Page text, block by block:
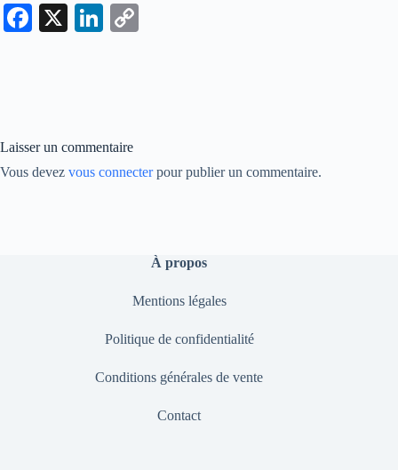
Fa
X
Li
Laisser un commentaire
Vous devez vous connecterpour publier un commentaire.
À propos
Mentions légales
Politique de confidentialité
Conditions générales de vente
Contact